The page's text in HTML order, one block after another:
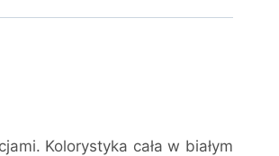
Kolorystyka cała w białym